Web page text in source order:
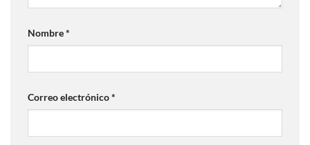
Nombre*
Correo electrónico*